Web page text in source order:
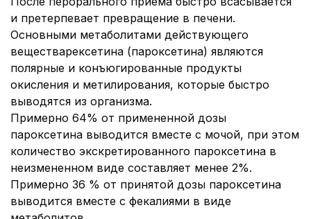
и претерпевает превращение в печени.
Основными метаболитами действующего
веществарексетина (пароксетина) являются
полярные и конъюгированные продукты
окисления и метилирования, которые быстро
выводятся из организма.
Примерно 64% от примененной дозы
пароксетина выводится вместе с мочой, при этом
количество экскретированного пароксетина в
неизмененном виде составляет менее 2%.
Примерно 36 % от принятой дозы пароксетина
выводится вместе с фекалиями в виде